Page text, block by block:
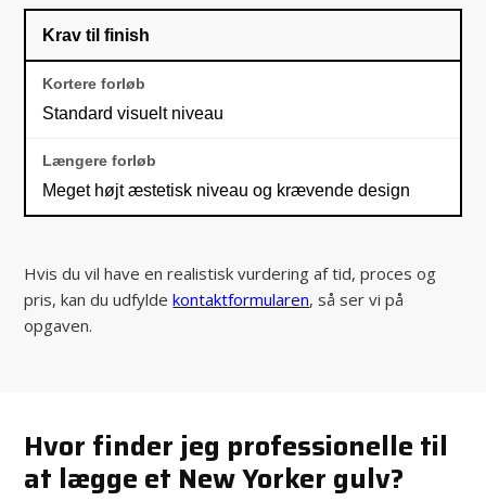
Krav til finish
Standard visuelt niveau
Meget højt æstetisk niveau og krævende design
Hvis du vil have en realistisk vurdering af tid, proces og
pris, kan du udfyldekontaktformularen, så ser vi på
opgaven.
Hvor finder jeg professionelle til
at lægge et New Yorker gulv?